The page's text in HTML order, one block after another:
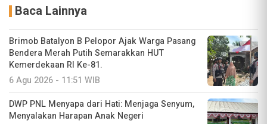
Baca Lainnya
Brimob Batalyon B Pelopor Ajak Warga Pasang
Bendera Merah Putih Semarakkan HUT
Kemerdekaan RI Ke-81.
6 Agu 2026 - 11:51 WIB
DWP PNL Menyapa dari Hati: Menjaga Senyum,
Menyalakan Harapan Anak Negeri